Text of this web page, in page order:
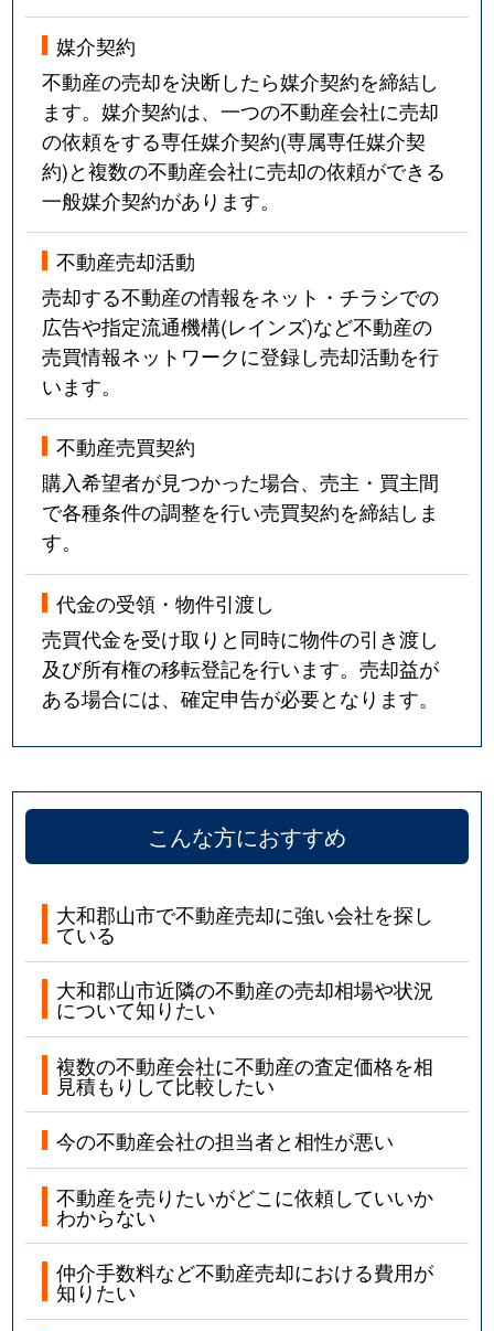
媒介契約
不動産の売却を決断したら媒介契約を締結し
ます。媒介契約は、一つの不動産会社に売却
の依頼をする専任媒介契約(専属専任媒介契
約)と複数の不動産会社に売却の依頼ができる
一般媒介契約があります。
不動産売却活動
売却する不動産の情報をネット・チラシでの
広告や指定流通機構(レインズ)など不動産の
売買情報ネットワークに登録し売却活動を行
います。
不動産売買契約
購入希望者が見つかった場合、売主・買主間
で各種条件の調整を行い売買契約を締結しま
す。
代金の受領・物件引渡し
売買代金を受け取りと同時に物件の引き渡し
及び所有権の移転登記を行います。売却益が
ある場合には、確定申告が必要となります。
こんな方におすすめ
大和郡山市で不動産売却に強い会社を探し
ている
大和郡山市近隣の不動産の売却相場や状況
について知りたい
複数の不動産会社に不動産の査定価格を相
見積もりして比較したい
今の不動産会社の担当者と相性が悪い
不動産を売りたいがどこに依頼していいか
わからない
仲介手数料など不動産売却における費用が
知りたい